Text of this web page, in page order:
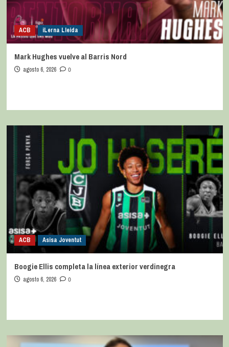
ACB iLerna Lleida
Mark Hughes vuelve al Barris Nord
agosto 6, 2026 0
ACB Asisa Joventut
Boogie Ellis completa la línea exterior verdinegra
agosto 6, 2026 0